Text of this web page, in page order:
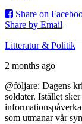
Share on
Share by Email
Litteratur & Politik
2 months ago
@följare: Dagens
soldater. Istället
som utmanar vår